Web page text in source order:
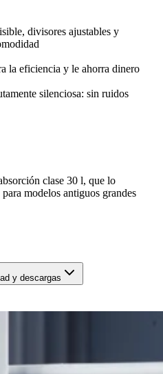
divisores ajustables y
la eficiencia y le ahorra dinero
silenciosa: sin ruidos
clase 30 l, que lo
modelos antiguos grandes
y descargas